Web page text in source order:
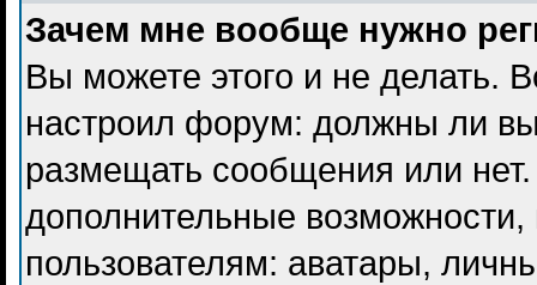
Зачем мне вообще нужно
Вы можете этого и не делать.
настроил форум: должны ли вы
размещать сообщения или
дополнительные
пользователям: аватары,